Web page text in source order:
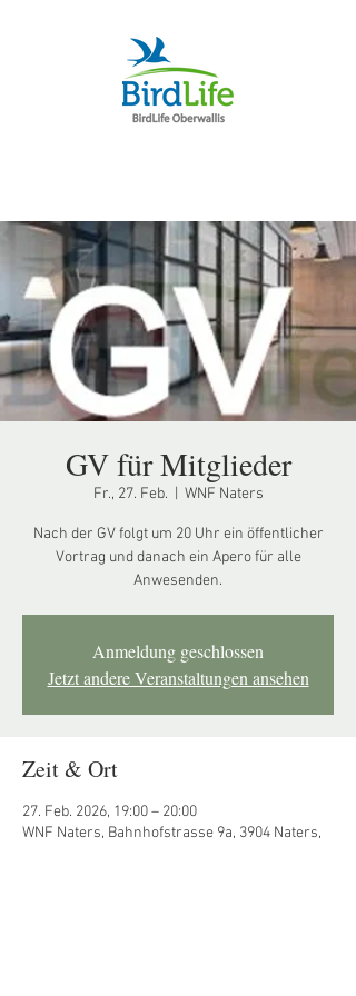
GV für Mitglieder
Fr., 27. Feb. WNF Naters
Nach der GV folgt um 20 Uhr ein öffentlicher
Vortrag und danach ein Apero für alle
Anwesenden.
Anmeldung geschlossen
Jetzt andere Veranstaltungen ansehen
Zeit & Ort
27. Feb. 2026, 19:00 – 20:00
WNF Naters, Bahnhofstrasse 9a, 3904 Naters,